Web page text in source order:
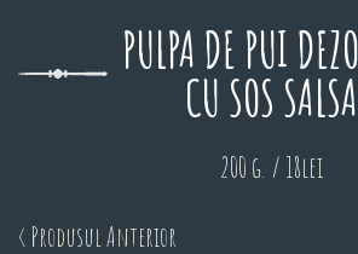
PULPA DE PUI
CU SOS SALSA
200 g. / 18lei
< Produsul Anterior